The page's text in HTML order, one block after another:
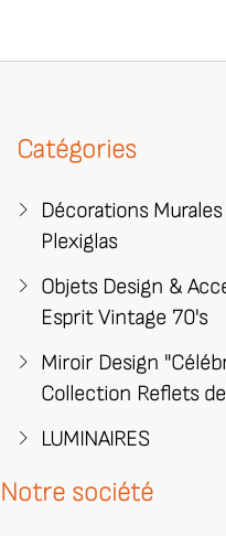
Catégories
Décorations
Plexiglas
Objets Design &
Esprit Vintage 70's
Miroir Design
Collection Reflets
LUMINAIRES
Notre société